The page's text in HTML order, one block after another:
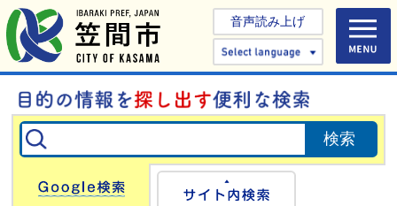
音声読み上げ
Select
Google検索